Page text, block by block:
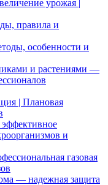
урожая |
правила и
особенности и
и растениями —
| Плановая
и
газовая
— надежная защита